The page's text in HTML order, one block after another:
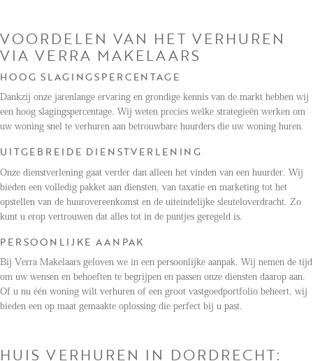
VOORDELEN VAN HET VERHUREN
VIA VERRA MAKELAARS
HOOG SLAGINGSPERCENTAGE
Dankzij onze jarenlange ervaring en grondige kennis van de markt hebben wij
een hoog slagingspercentage. Wij weten precies welke strategieën werken om
uw woning snel te verhuren aan betrouwbare huurders die uw woning huren.
UITGEBREIDE DIENSTVERLENING
Onze dienstverlening gaat verder dan alleen het vinden van een huurder. Wij
bieden een volledig pakket aan diensten, van taxatie en marketing tot het
opstellen van de huurovereenkomst en de uiteindelijke sleuteloverdracht. Zo
kunt u erop vertrouwen dat alles tot in de puntjes geregeld is.
PERSOONLIJKE AANPAK
Bij Verra Makelaars geloven we in een persoonlijke aanpak. Wij nemen de tijd
om uw wensen en behoeften te begrijpen en passen onze diensten daarop aan.
Of u nu één woning wilt verhuren of een groot vastgoedportfolio beheert, wij
bieden een op maat gemaakte oplossing die perfect bij u past.
HUIS VERHUREN IN DORDRECHT: